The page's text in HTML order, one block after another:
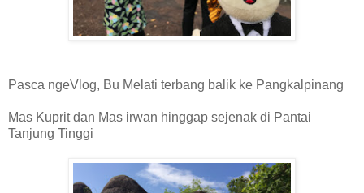
Pasca ngeVlog, Bu Melati terbang balik ke Pangkalpinang
Mas Kuprit dan Mas irwan hinggap sejenak di Pantai
Tanjung Tinggi